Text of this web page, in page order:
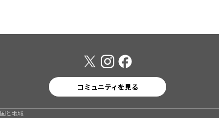
コミュニティを見る
国と地域